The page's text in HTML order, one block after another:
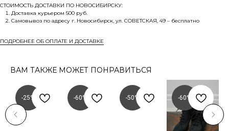
СТОИМОСТЬ ДОСТАВКИ ПО НОВОСИБИРСКУ:
Доставка курьером 500 руб.
Самовывоз по адресу г. Новосибирск, ул. СОВЕТСКАЯ, 49 – бесплатно
ПОДРОБНЕЕ ОБ ОПЛАТЕ И ДОСТАВКЕ
ВАМ ТАКЖЕ МОЖЕТ ПОНРАВИТЬСЯ
-25% -60% -50% -60%